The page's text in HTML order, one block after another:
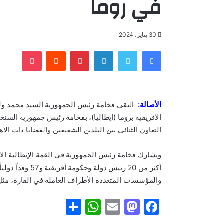
في روما
30 يناير، 2024
فيسبوك لينكدإن بينتيريست
الأصالة: التقى فخامة رئيس الجمهورية السيد محمد
الافريقية بروما (إيطاليا)، بفخامة رئيس جمهورية
التعاون الثنائي بين البلدين الشقيقين والقضايا ذات
ويشارك فخامة رئيس الجمهورية في القمة الإيطالية
أكثر من 20
والمؤسسات المتعددة الأطراف العاملة في القارة،
F
M
E
W